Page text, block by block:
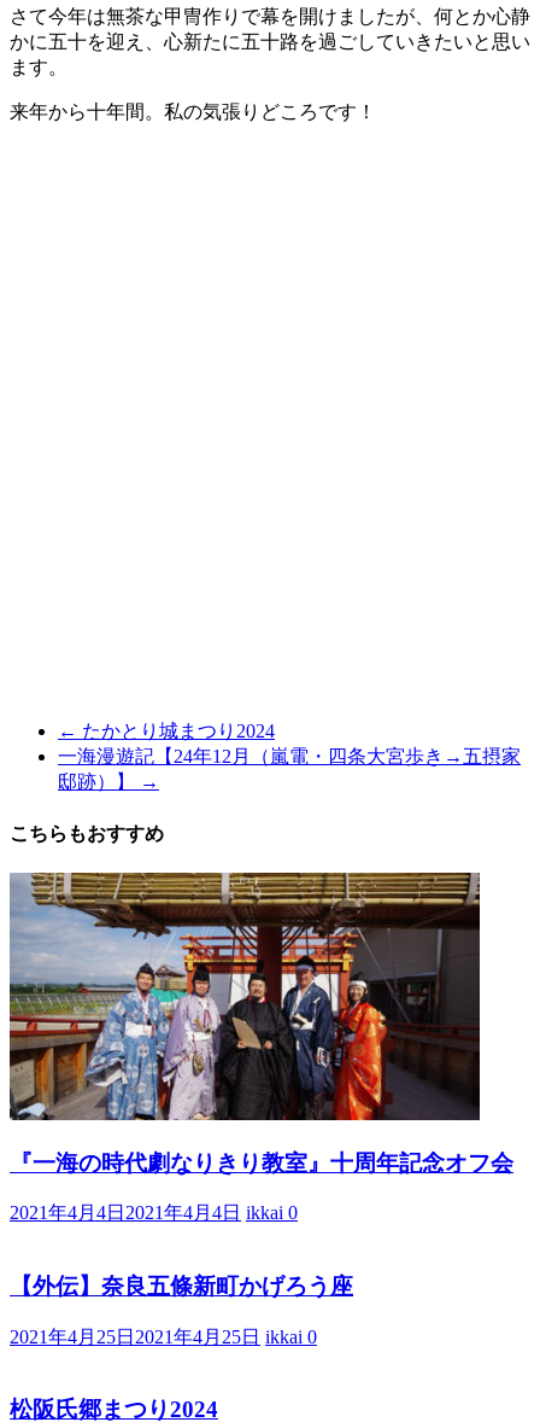
究
サ
イ
さて今年は無茶な甲冑作りで幕を開けましたが、何とか心静
かに五十を迎え、心新たに五十路を過ごしていきたいと思い
ます。
来年から十年間。私の気張りどころです！
← たかとり城まつり2024
一海漫遊記【24年12月（嵐電・四条大宮歩き→五摂家
邸跡）】
→
こちらもおすすめ
『一海の時代劇なりきり教室』十周年記念オフ会
2021年4月4日 2021年4月4日 ikkai 0
【外伝】奈良五條新町かげろう座
2021年4月25日 2021年4月25日 ikkai 0
松阪氏郷まつり2024